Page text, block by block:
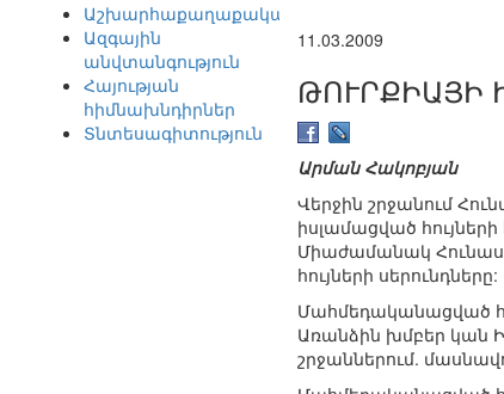
Աշխարհաքաղաքականություն
Ազգային
անվտանգություն
Հայության
հիմնախնդիրներ
Տնտեսագիտություն
11.03.2009
ԹՈՒՐՔԻԱՅԻ
Արման Հակոբյան
Վերջին շրջանում
իսլամացված
Միաժամանակ
հույների սերունդները:
Մահմեդականացված
Առանձին խմբեր կան
շրջաններում.